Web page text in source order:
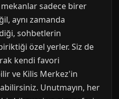
sadece birer
aynı zamanda
sohbetlerin
özel yerler. Siz de
kendi favori
ve Kilis Merkez'in
Unutmayın, her